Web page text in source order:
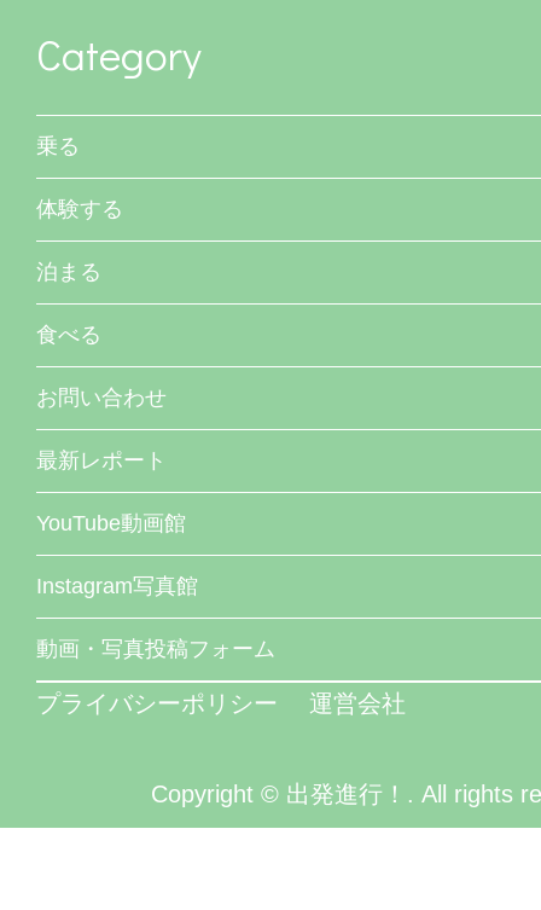
Category
乗る
体験する
泊まる
食べる
お問い合わせ
最新レポート
YouTube動画館
Instagram写真館
動画・写真投稿フォーム
プライバシーポリシー 運営会社
Copyright © 出発進行！. All rights